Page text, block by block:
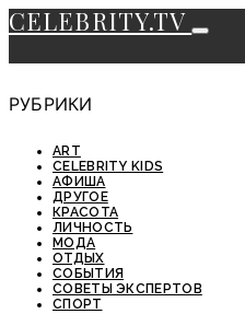
CELEBRITY.TV
РУБРИКИ
ART
CELEBRITY KIDS
АФИША
ДРУГОЕ
КРАСОТА
ЛИЧНОСТЬ
МОДА
ОТДЫХ
СОБЫТИЯ
СОВЕТЫ ЭКСПЕРТОВ
СПОРТ